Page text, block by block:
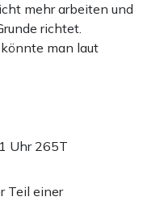
mehr arbeiten und
richtet.
man laut
Uhr 265T
Teil einer